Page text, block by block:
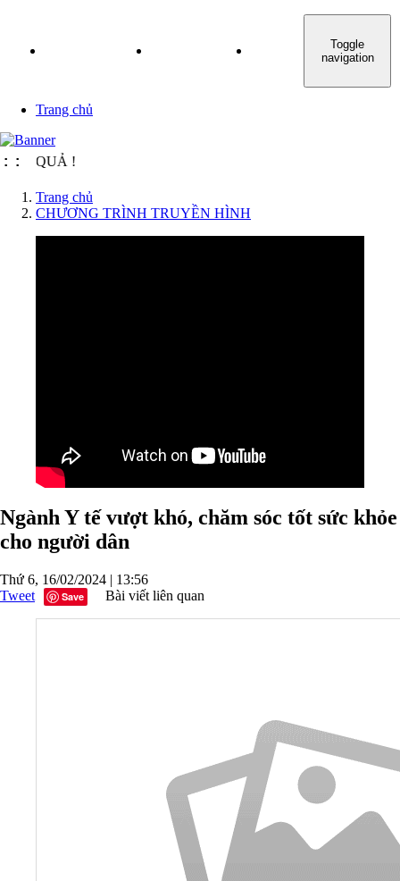
TIN TỨC - SỰ KIỆN
Toggle
navigation
Trang chủ
: :
Trang chủ
CHƯƠNG TRÌNH TRUYỀN HÌNH
Ngành Y tế vượt khó, chăm sóc tốt sức khỏe
cho người dân
Thứ 6, 16/02/2024 | 13:56
Tweet
Save Bài viết liên quan